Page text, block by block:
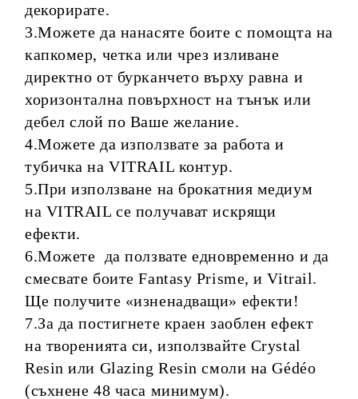
3.Можете да нанасяте боите с помощта на
капкомер, четка или чрез изливане
директно от бурканчето върху равна и
хоризонтална повърхност на тънък или
дебел слой по Ваше желание.
4.Можете да използвате за работа и
тубичка на VITRAIL контур.
5.При използване на брокатния медиум
на VITRAIL се получават искрящи
ефекти.
6.Можете да ползвате едновременно и да
смесвате боите Fantasy Prisme, и Vitrail.
Ще получите «изненадващи» ефекти!
7.За да постигнете краен заоблен ефект
на творенията си, използвайте Crystal
Resin или Glazing Resin смоли на Gédéo
(съхнене 48 часа минимум).